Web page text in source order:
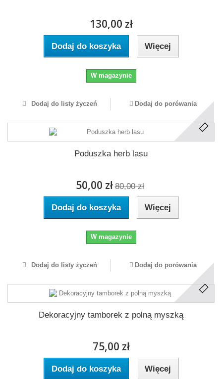
130,00 zł
Dodaj do koszyka Więcej
W magazynie
Dodaj do listy życzeń Dodaj do porówania
Poduszka herb lasu
50,00 zł 80,00 zł
Dodaj do koszyka Więcej
W magazynie
Dodaj do listy życzeń Dodaj do porówania
Dekoracyjny tamborek z polną myszką
75,00 zł
Dodaj do koszyka Więcej